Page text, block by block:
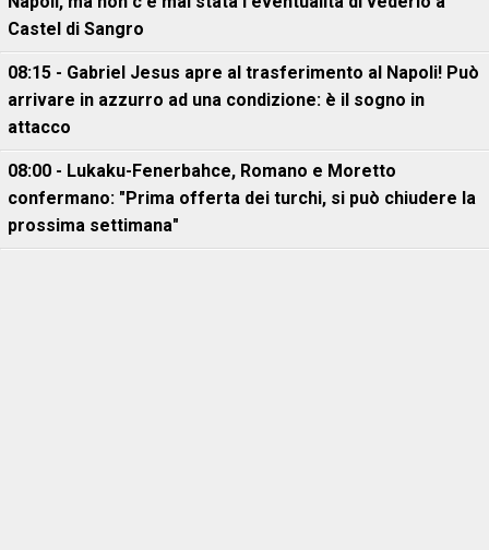
Castel di Sangro
08:15 - Gabriel Jesus apre al trasferimento al Napoli! Può
arrivare in azzurro ad una condizione: è il sogno in
attacco
08:00 - Lukaku-Fenerbahce, Romano e Moretto
confermano: "Prima offerta dei turchi, si può chiudere la
prossima settimana"